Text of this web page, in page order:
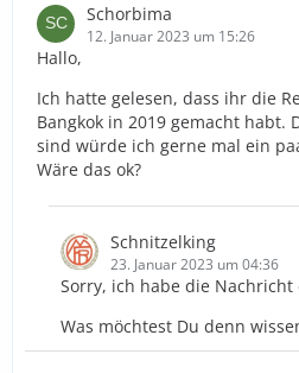
Schorbima
12. Januar 2023 um 15:26
Hallo,
Ich hatte gelesen, dass ihr die
Bangkok in 2019 gemacht habt.
sind würde ich gerne mal ein
Wäre das ok?
Schnitzelking
23. Januar 2023 um 04:36
Sorry, ich habe die Nachricht
Was möchtest Du denn